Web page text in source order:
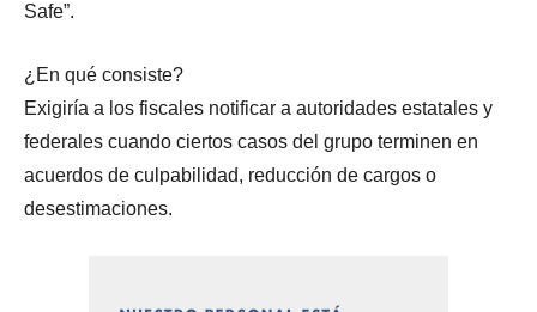
Safe”.
¿En qué consiste?
Exigiría a los fiscales notificar a autoridades estatales y
federales cuando ciertos casos del grupo terminen en
acuerdos de culpabilidad, reducción de cargos o
desestimaciones.